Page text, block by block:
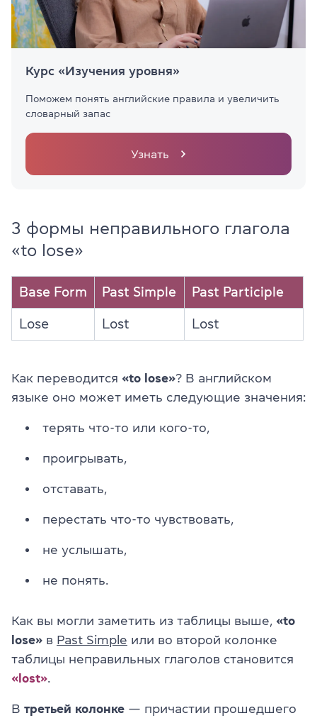
Курс «Изучения уровня»
Поможем понять английские правила и увеличить
словарный запас
Узнать
3 формы неправильного глагола
«to lose»
Base Form Past Simple Past Participle
Lose Lost Lost
Как переводится «to lose»? В английском
языке оно может иметь следующие значения:
терять что-то или кого-то,
проигрывать,
отставать,
перестать что-то чувствовать,
не услышать,
не понять.
Как вы могли заметить из таблицы выше, «to
lose» в Past Simple или во второй колонке
таблицы неправильных глаголов становится
«lost».
В третьей колонке — причастии прошедшего